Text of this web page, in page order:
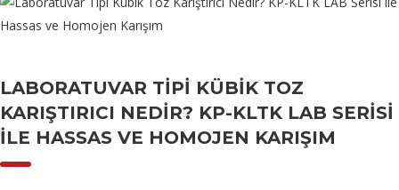
LABORATUVAR TIPI KÜBIK TOZ
KARIŞTIRICI NEDIR? KP-KLTK LAB SERISI
ILE HASSAS VE HOMOJEN KARIŞIM